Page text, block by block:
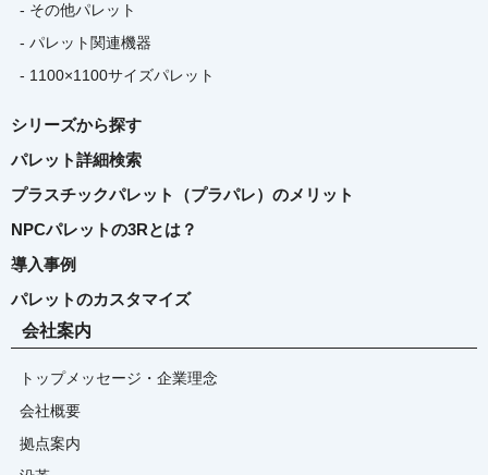
- その他パレット
- パレット関連機器
- 1100×1100サイズパレット
シリーズから探す
パレット詳細検索
プラスチックパレット（プラパレ）のメリット
NPCパレットの3Rとは？
導入事例
パレットのカスタマイズ
会社案内
トップメッセージ・企業理念
会社概要
拠点案内